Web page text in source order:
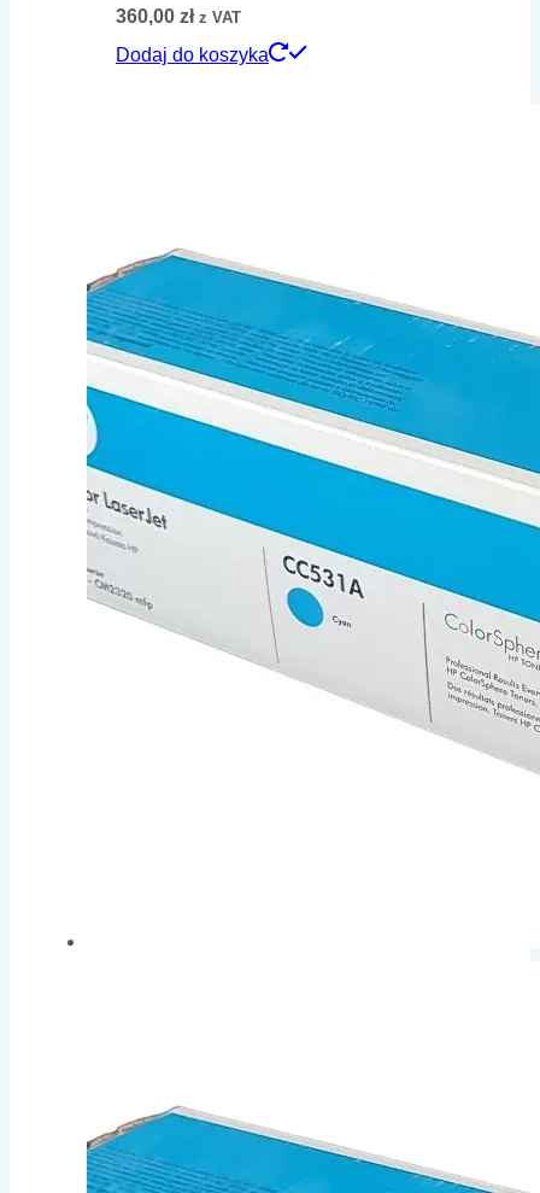
360,00 zł z VAT
Dodaj do koszyka